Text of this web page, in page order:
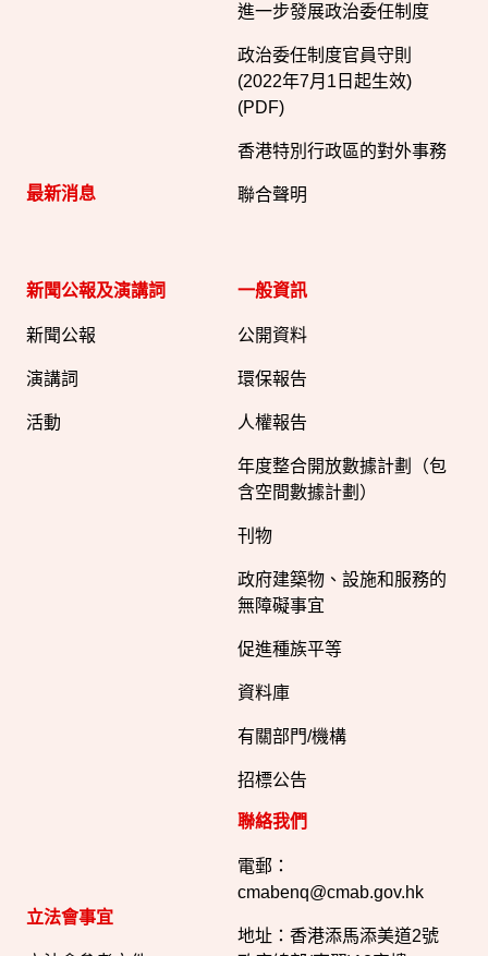
最新消息
進一步發展政治委任制度
政治委任制度官員守則
(2022年7月1日起生效)
(PDF)
香港特別行政區的對外事務
聯合聲明
新聞公報及演講詞
新聞公報
演講詞
活動
立法會事宜
一般資訊​
公開資料
環保報告
人權報告
年度整合開放數據計劃（包
含空間數據計劃）
刊物
政府建築物、設施和服務的
無障礙事宜
促進種族平等
資料庫
有關部門/機構
招標公告
聯絡我們
電郵：
cmabenq@cmab.gov.hk​
地址：香港添馬添美道2號